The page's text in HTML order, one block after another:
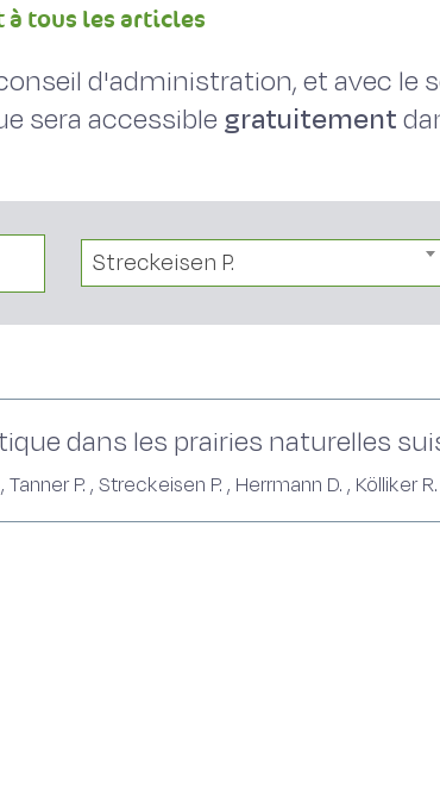
à tous les articles
d'administration, et avec le
sera accessible gratuitement
Streckeisen P.
dans les prairies naturelles
Tanner P. , Streckeisen P. , Herrmann D. , Kölliker R.